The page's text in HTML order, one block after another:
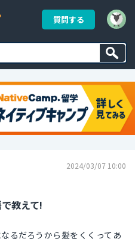
質問する
2024/03/07 10:00
教えて!
るだろうから髪をくくってあ